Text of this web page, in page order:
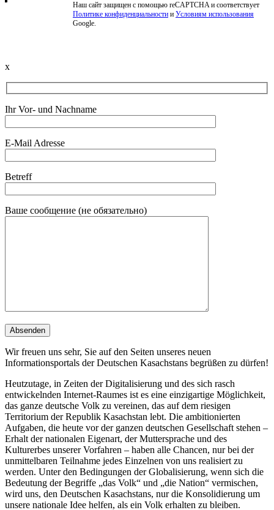
Beschwerde einreichen
Наш сайт защищен с помощью reCAPTCHA и соответствует
Политике конфиденциальности и Условиям использования
Google.
x
Ihr Vor- und Nachname
E-Mail Adresse
Betreff
Ваше сообщение (не обязательно)
Wir freuen uns sehr, Sie auf den Seiten unseres neuen
Informationsportals der Deutschen Kasachstans begrüßen zu dürfen!
Heutzutage, in Zeiten der Digitalisierung und des sich rasch
entwickelnden Internet-Raumes ist es eine einzigartige Möglichkeit,
das ganze deutsche Volk zu vereinen, das auf dem riesigen
Territorium der Republik Kasachstan lebt. Die ambitionierten
Aufgaben, die heute vor der ganzen deutschen Gesellschaft stehen –
Erhalt der nationalen Eigenart, der Muttersprache und des
Kulturerbes unserer Vorfahren – haben alle Chancen, nur bei der
unmittelbaren Teilnahme jedes Einzelnen von uns realisiert zu
werden. Unter den Bedingungen der Globalisierung, wenn sich die
Bedeutung der Begriffe „das Volk“ und „die Nation“ vermischen,
wird uns, den Deutschen Kasachstans, nur die Konsolidierung um
unsere nationale Idee helfen, als ein Volk erhalten zu bleiben.